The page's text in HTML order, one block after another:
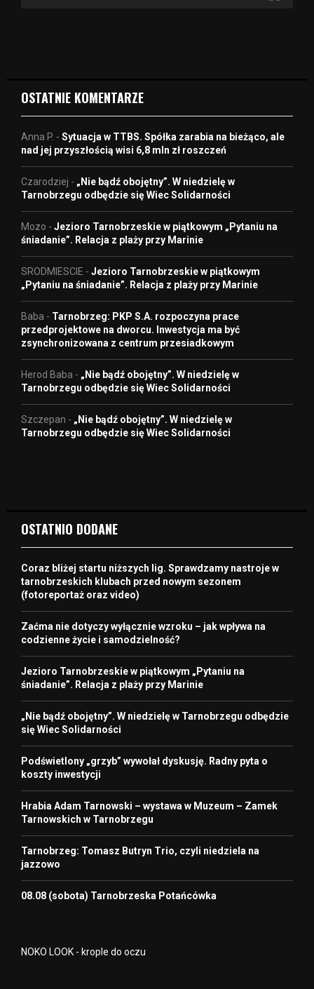
OSTATNIE KOMENTARZE
Anna P. - Sytuacja w TTBS. Spółka zarabia na bieżąco, ale
nad jej przyszłością wisi 6,8 mln zł roszczeń
Czarodziej - „Nie bądź obojętny”. W niedzielę w
Tarnobrzegu odbędzie się Wiec Solidarności
Mozo - Jezioro Tarnobrzeskie w piątkowym „Pytaniu na
śniadanie”. Relacja z plaży przy Marinie
SRODMIESCIE - Jezioro Tarnobrzeskie w piątkowym
„Pytaniu na śniadanie”. Relacja z plaży przy Marinie
Baba - Tarnobrzeg: PKP S.A. rozpoczyna prace
przedprojektowe na dworcu. Inwestycja ma być
zsynchronizowana z centrum przesiadkowym
Herod Baba - „Nie bądź obojętny”. W niedzielę w
Tarnobrzegu odbędzie się Wiec Solidarności
Szczepan - „Nie bądź obojętny”. W niedzielę w
Tarnobrzegu odbędzie się Wiec Solidarności
OSTATNIO DODANE
Coraz bliżej startu niższych lig. Sprawdzamy nastroje w
tarnobrzeskich klubach przed nowym sezonem
(fotoreportaż oraz video)
Zaćma nie dotyczy wyłącznie wzroku – jak wpływa na
codzienne życie i samodzielność?
Jezioro Tarnobrzeskie w piątkowym „Pytaniu na
śniadanie”. Relacja z plaży przy Marinie
„Nie bądź obojętny”. W niedzielę w Tarnobrzegu odbędzie
się Wiec Solidarności
Podświetlony „grzyb” wywołał dyskusję. Radny pyta o
koszty inwestycji
Hrabia Adam Tarnowski – wystawa w Muzeum – Zamek
Tarnowskich w Tarnobrzegu
Tarnobrzeg: Tomasz Butryn Trio, czyli niedziela na
jazzowo
08.08 (sobota) Tarnobrzeska Potańcówka
NOKO LOOK - krople do oczu